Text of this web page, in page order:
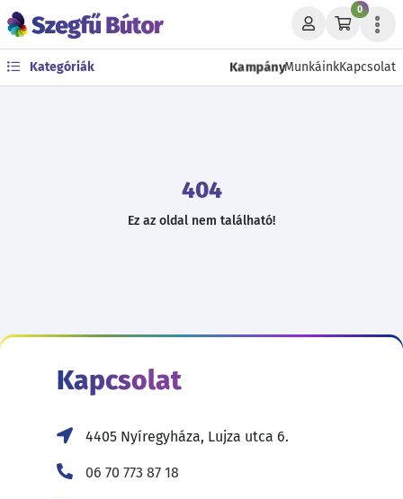
0
Kategóriák KampányMunkáinkKapcsolat
404
Ez az oldal nem található!
Kapcsolat
4405 Nyíregyháza, Lujza utca 6.
06 70 773 87 18